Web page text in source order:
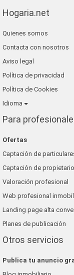
Hogaria.net
Quienes somos
Contacta con nosotros
Aviso legal
Política de privacidad
Política de Cookies
Idioma
Para
Ofertas
Captación de
Captación de
Valoración profesional
Web profesional
Landing page alta
Planes de publicación
Otros servicios
Publica tu anuncio